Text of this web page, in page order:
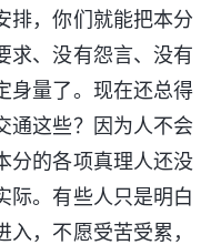
排，你们就能把本分
求、没有怨言、没有
身量了。现在还总得
通这些？因为人不会
分的各项真理人还没
际。有些人只是明白
，不愿受苦受累，